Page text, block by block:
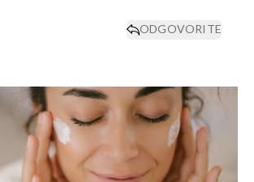
ODGOVORITE
UKLJUČITE NOTIFIKACIJE